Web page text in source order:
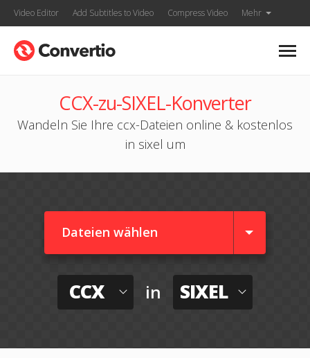
Video Editor Add Subtitles to Video Compress Video Mehr
CCX-zu-SIXEL-Konverter
Wandeln Sie Ihre ccx-Dateien online & kostenlos
in sixel um
Dateien wählen
CCX in SIXEL